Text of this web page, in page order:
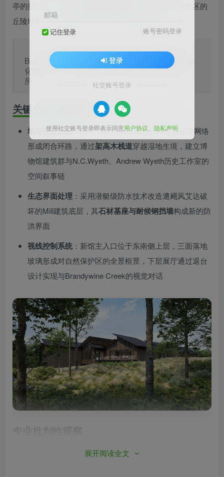
亭的拓扑排列，其
刻意呼应周边保护区的
丘陵地貌，实现建筑体量在纵向维度的自然消解。
“设计将景观置于体验的核心，新建筑作为
Brandywine土地保护与艺术博物馆双重使命的物
化载体” —— Balázs Bognár（隈研吾建筑事务
所）
关键空间干预策略
地形整合系统：Field Operations规划的10英里步道网络
形成闭合环路，通过架高木栈道穿越湿地生境，建立博
物馆建筑群与N.C.Wyeth、Andrew Wyeth历史工作室的
空间叙事链
生态界面处理 ：采用潜艇级防水技术改造遭飓风艾达破
坏的Mill建筑底层，其石材基座与耐候钢挡墙构成新的防
洪界面
视线控制系统 ：新馆主入口位于东南侧上层，三面落地
玻璃形成对自然保护区的全景框景，下层展厅通过退台
设计实现与Brandywine Creek的视觉对话
该项目暴露出当代文化类景观的典型矛盾：隈研吾团队
展开阅读全文
邮箱
记住登录 账号密码登录
登录
社交账号登录
使用社交账号登录即表示同意用户协议 隐私声明